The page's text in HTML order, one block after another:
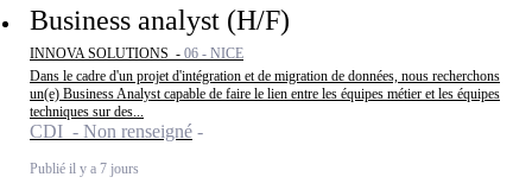
Business analyst (H/F)
INNOVA SOLUTIONS - 06 - NICE
Dans le cadre d'un projet d'intégration et de migration de données, nous recherchons
un(e) Business Analyst capable de faire le lien entre les équipes métier et les équipes
techniques sur des...
CDI - Non renseigné
Publié il y a 7 jours